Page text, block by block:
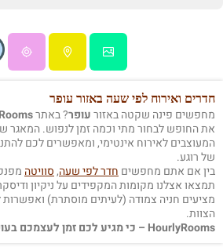
חדרים ואירוח לפי שעה באזור עופר
מחפשים פינה שקטה באזורעופר? באתר
את החופש לבחור מתי וכמה זמן לנפוש. המאגר
המעוצבים לאירוח אינטימי, ומאפשרים לכם
של רוגע.
בין אם אתם מחפשים חדר לפי שעה,סוויטה
תמצאו אצלנו מקומות המקפידים על ניקיון
מציעים חניה צמודה (לעיתים מוסתרת)
הצוות.
HourlyRooms – כי מגיע לכם זמן לעצמכם בעופר.